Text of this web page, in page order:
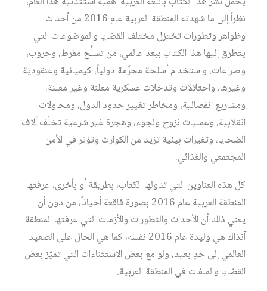
نظراًإلى ماشهدته المنطقة العربية عام منأحداث
وظواهروتطوراتتختزل مختلف القضايا والموضوعات التي
يتطرقإليها هذا الكتاب ببعد عالمي، منتسلُّح مفرط، وحروب،
وصراعات، واستخدامأسلحة محرَّمة دولياً، كيميائية وعنقودية
وغيرها، واحتلالات وتدخلات عسكرية معلنة وغيرمعلنة،
ومشاريع انفصالية، ومخاطرتغييرحدود الدول، ومحاولات
انقلابية، وعمليات نزوح ولجوء، وهجرة غيرشرعيةتخلّفآلاف
الضحايا، وتغيرات بيئيةتزيد من الكوارث وتؤثرفي الأمن
المجتمعي والغذائي.
كل هذه العناوين التيتناولها الكتاب، بطريقةأو بأخرى، عرفتها
المنطقة العربية عام بصورة فاقعةأحياناً، من دونأن
يعني ذلكأن الأحداث والتطورات والأزمات التي عرفتها المنطقة
آنذاك هي وليدة عام نفسه، كما هي الحال على الصعيد
العالميإلىحدٍ بعيد، ولو مع بعض الاستثناءات التيتميّزبعض
القضايا والملفات في المنطقة العربية.